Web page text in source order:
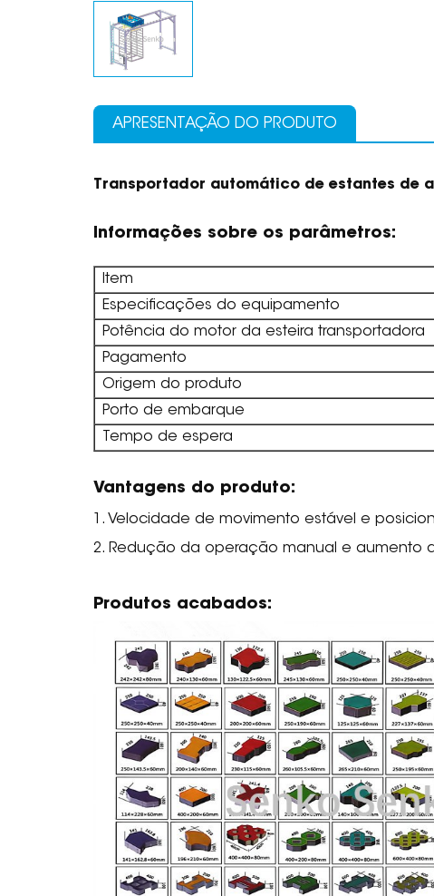
APRESENTAÇÃO DO PRODUTO
Transportador automático de estantes de
Informações sobre os parâmetros:
Item
Especificações do equipamento
Potência do motor da esteira transportadora
Pagamento
Origem do produto
Porto de embarque
Tempo de espera
Vantagens do produto:
1. Velocidade de movimento estável e
2. Redução da operação manual e aumento
Produtos acabados: